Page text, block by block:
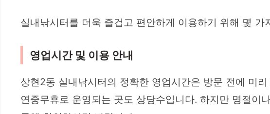
실내낚시터를 더욱 즐겁고 편안하게 이용하기 위해 몇 가
영업시간 및 이용 안내
상현2동 실내낚시터의 정확한 영업시간은 방문 전에 미
연중무휴로 운영되는 곳도 상당수입니다. 하지만 명절